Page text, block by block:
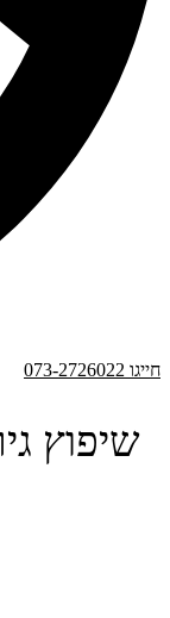
חייגו 073-2726022
שיפוץ